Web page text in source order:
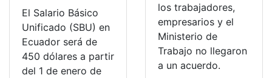
El Salario Básico
Unificado (SBU) en
Ecuador será de
450 dólares a partir
del 1 de enero de
los trabajadores,
empresarios y el
Ministerio de
Trabajo no llegaron
a un acuerdo.